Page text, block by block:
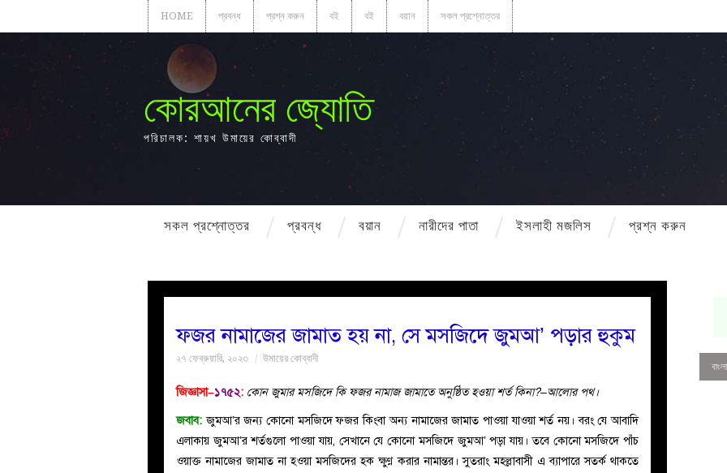
HOME প্রবন্ধ প্রশ্ন করুন বই বই বয়ান সকল প্রশ্নোত্তর
কোরআনের জ্যোতি
পরিচালক: শায়খ উমায়ের কোব্বাদী
সকল প্রশ্নোত্তর প্রবন্ধ বয়ান নারীদের পাতা ইসলাহী মজলিস প্রশ্ন করুন
ফজর নামাজের জামাত হয় না, সে মসজিদে জুমআ’ পড়ার হুকুম
২৭ ফেব্রুয়ারি, ২০২৩ উমায়ের কোব্বাদী
জিজ্ঞাসা–১৭৫২: কোন জুমার মসজিদে কি ফজর নামাজ জামাতে অনুষ্ঠিত হওয়া শর্ত কিনা?–আলোর পথ।
জবাব: জুমআ’র জন্য কোনো মসজিদে ফজর কিংবা অন্য নামাজের জামাত পাওয়া যাওয়া শর্ত নয়। বরং যে আবাদি
এলাকায় জুমআ’র শর্তগুলো পাওয়া যায়, সেখানে যে কোনো মসজিদে জুমআ’ পড়া যায়। তবে কোনো মসজিদে পাঁচ
ওয়াক্ত নামাজের জামাত না হওয়া মসজিদের হক ক্ষুণ্ণ করার নামান্তর। সুতরাং মহল্লাবাসী এ ব্যাপারে সতর্ক থাকতে